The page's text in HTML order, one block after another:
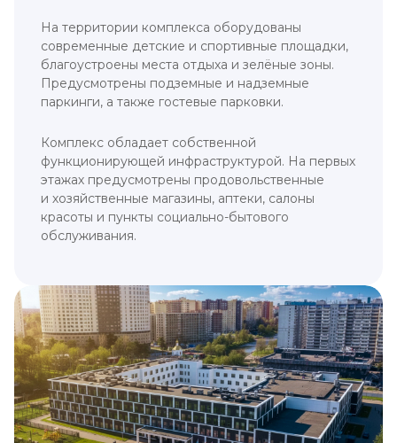
На территории комплекса оборудованы
современные детские и спортивные площадки,
благоустроены места отдыха и зелёные зоны.
Предусмотрены подземные и надземные
паркинги, а также гостевые парковки.
Комплекс обладает собственной
функционирующей инфраструктурой. На первых
этажах предусмотрены продовольственные
и хозяйственные магазины, аптеки, салоны
красоты и пункты социально-бытового
обслуживания.